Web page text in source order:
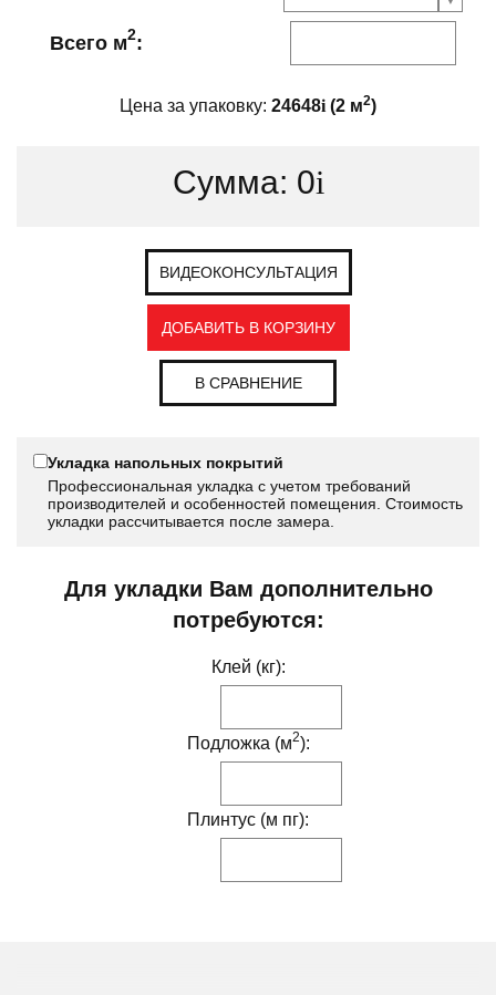
Всего м2:
Цена за упаковку: 24648i (2 м2)
Сумма: 0i
ВИДЕОКОНСУЛЬТАЦИЯ
ДОБАВИТЬ В КОРЗИНУ
В СРАВНЕНИЕ
Укладка напольных покрытий
Профессиональная укладка с учетом требований
производителей и особенностей помещения. Стоимость
укладки рассчитывается после замера.
Для укладки Вам дополнительно
потребуются:
Клей (кг):
Подложка (м2):
Плинтус (м пг):